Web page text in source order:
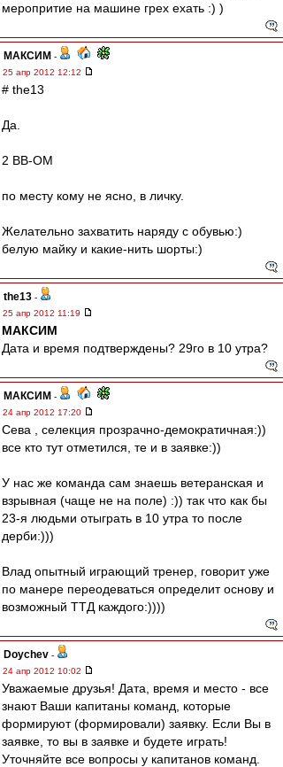
меропритие на машине грех ехать :) )
МАКСИМ -
25 апр 2012 12:12
# the13
Да.
2 ВВ-ОМ
по месту кому не ясно, в личку.
Желательно захватить наряду с обувью:)
белую майку и какие-нить шорты:)
the13 -
25 апр 2012 11:19
МАКСИМ
Дата и время подтверждены? 29го в 10 утра?
МАКСИМ -
24 апр 2012 17:20
Сева , селекция прозрачно-демократичная:))
все кто тут отметился, те и в заявке:))
У нас же команда сам знаешь ветеранская и
взрывная (чаще не на поле) :)) так что как бы
23-я людьми отыграть в 10 утра то после
дерби:)))
Влад опытный играющий тренер, говорит уже
по манере переодеваться определит основу и
возможный ТТД каждого:))))
Doychev -
24 апр 2012 10:02
Уважаемые друзья! Дата, время и место - все
знают Ваши капитаны команд, которые
формируют (формировали) заявку. Если Вы в
заявке, то вы в заявке и будете играть!
Уточняйте все вопросы у капитанов команд.